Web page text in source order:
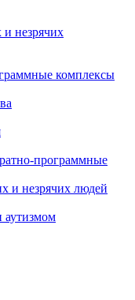
незрячих
комплексы
программные
и незрячих людей
аутизмом